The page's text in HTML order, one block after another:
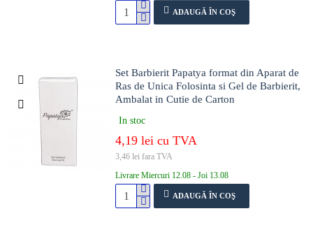
ADAUGĂ ÎN COŞ
Set Barbierit Papatya format din Aparat de
Ras de Unica Folosinta si Gel de Barbierit,
Ambalat in Cutie de Carton
In stoc
4,19 lei cu TVA
3,46 lei fara TVA
Livrare Miercuri 12.08 - Joi 13.08
ADAUGĂ ÎN COŞ